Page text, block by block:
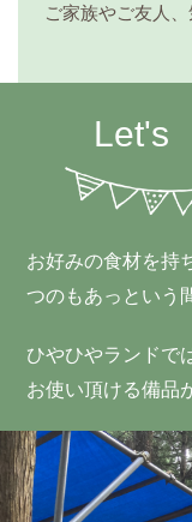
ご家族やご友人
Let's
お好みの食材を持
つのもあっという
ひやひやランドで
お使い頂ける備品